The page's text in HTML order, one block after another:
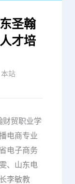
圣翰
才培
站
贸职业学
电商专业
电子商务
、山东电
李敏教